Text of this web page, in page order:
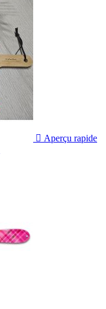
 Aperçu rapide